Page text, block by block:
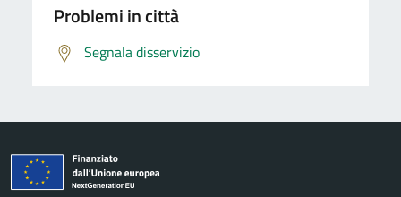
Problemi in città
Segnala disservizio